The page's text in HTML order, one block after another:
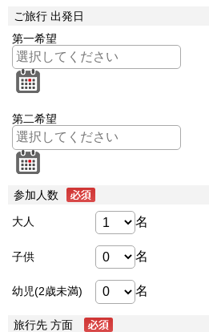
ご旅行 出発日
第一希望
第二希望
参加人数
大人 名
子供 名
幼児(2歳未満) 名
旅行先 方面